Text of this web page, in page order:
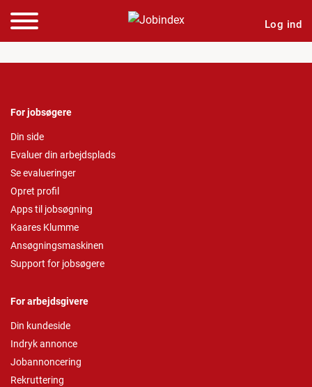
Log ind
For jobsøgere
Din side
Evaluer din arbejdsplads
Se evalueringer
Opret profil
Apps til jobsøgning
Kaares Klumme
Ansøgningsmaskinen
Support for jobsøgere
For arbejdsgivere
Din kundeside
Indryk annonce
Jobannoncering
Rekruttering